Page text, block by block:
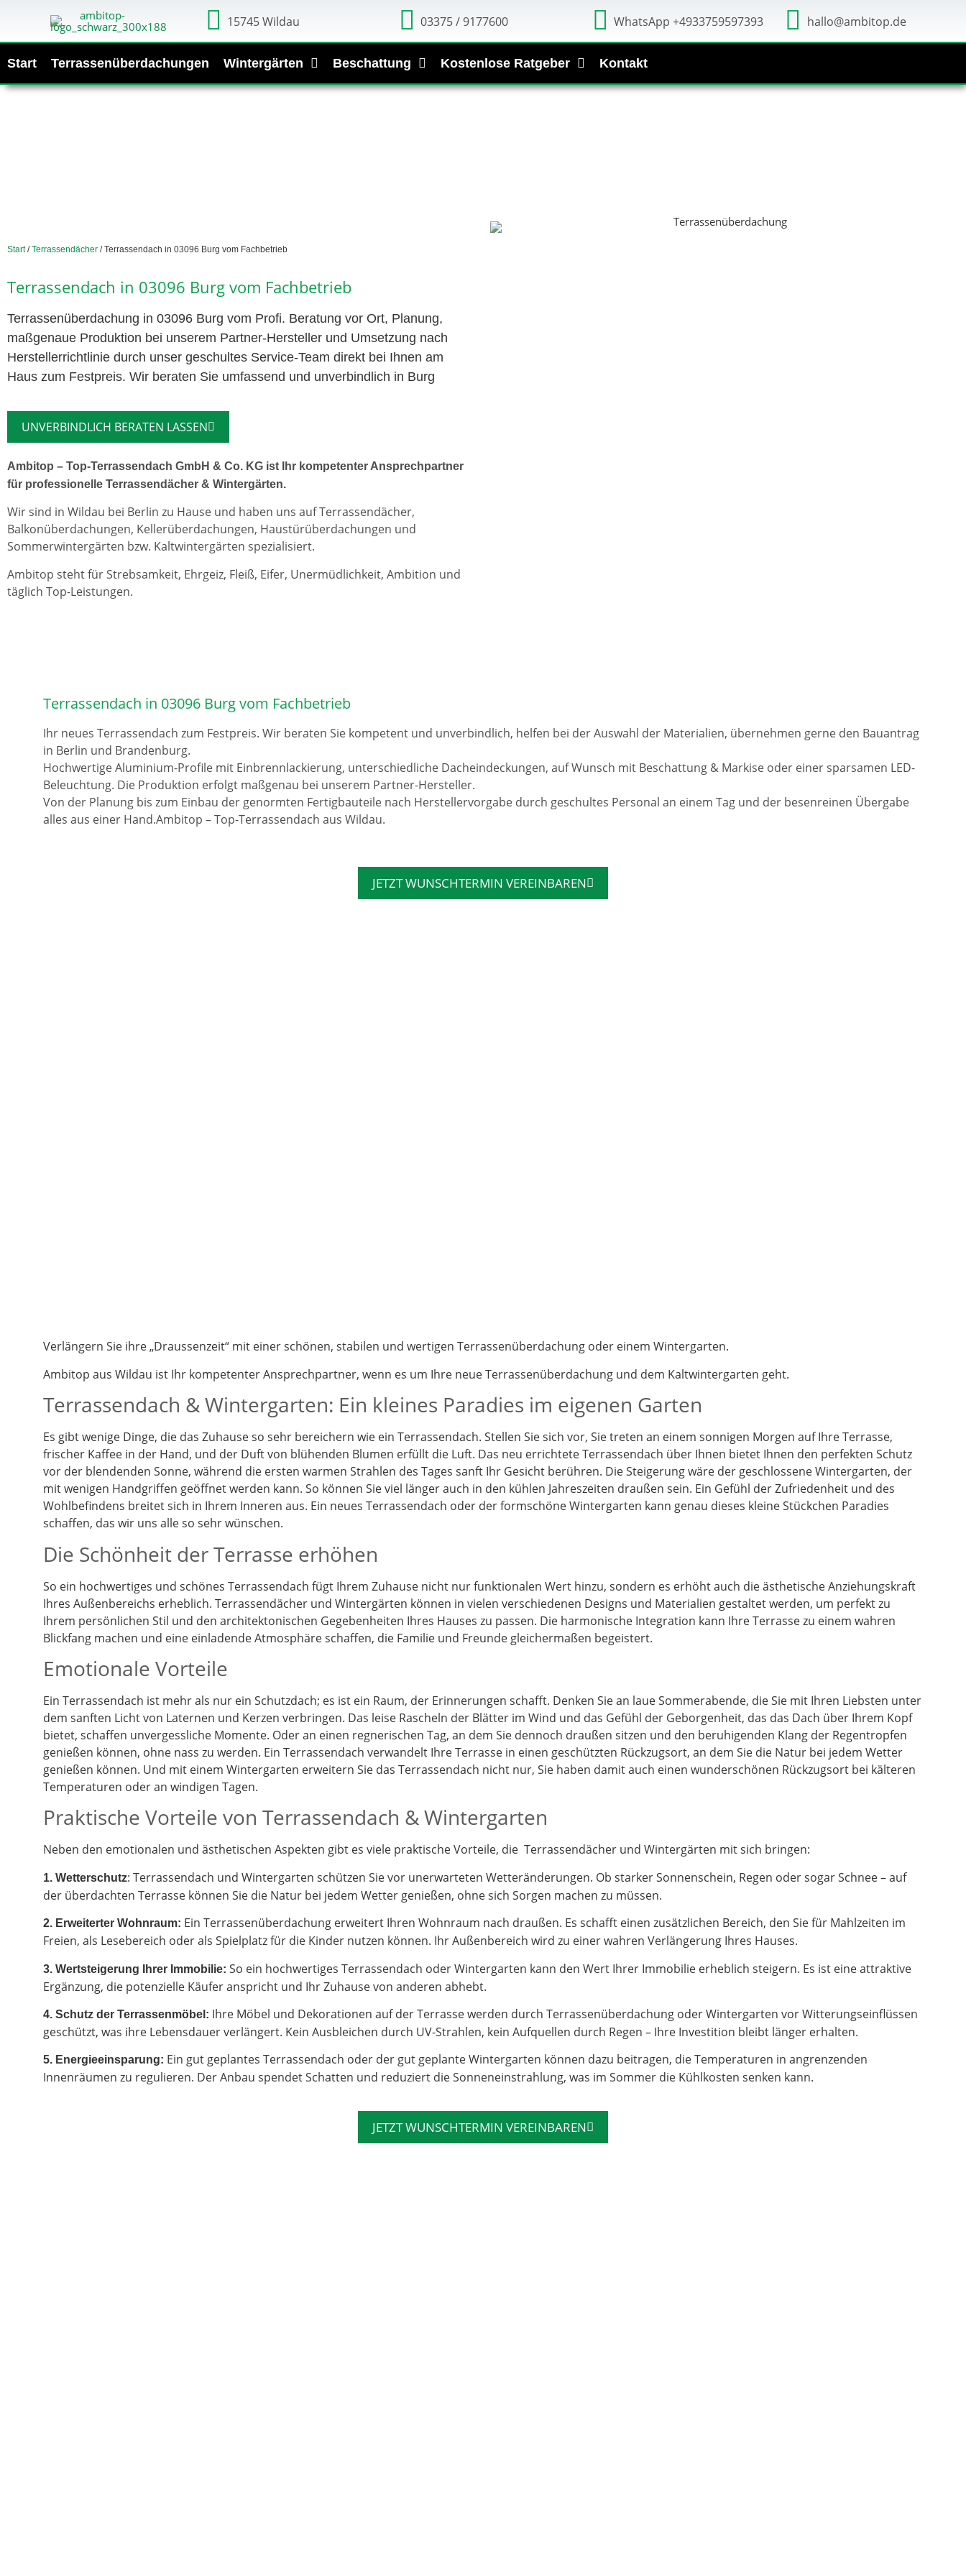
15745 Wildau 03375 / 9177600 WhatsApp +4933759597393 hallo@ambitop.de
Start Terrassenüberdachungen Wintergärten Beschattung Kostenlose Ratgeber Kontakt
Start/Terrassendächer / Terrassendach in 03096 Burg vom Fachbetrieb
Terrassendach in 03096 Burg vom Fachbetrieb
Terrassenüberdachung in 03096 Burg vom Profi. Beratung vor Ort, Planung,
maßgenaue Produktion bei unserem Partner-Hersteller und Umsetzung nach
Herstellerrichtlinie durch unser geschultes Service-Team direkt bei Ihnen am
Haus zum Festpreis. Wir beraten Sie umfassend und unverbindlich in Burg
UNVERBINDLICH BERATEN LASSEN
Ambitop – Top-Terrassendach GmbH & Co. KG ist Ihr kompetenter Ansprechpartner
für professionelle Terrassendächer & Wintergärten.
Wir sind in Wildau bei Berlin zu Hause und haben uns auf Terrassendächer,
Balkonüberdachungen, Kellerüberdachungen, Haustürüberdachungen und
Sommerwintergärten bzw. Kaltwintergärten spezialisiert.
Ambitop steht für Strebsamkeit, Ehrgeiz, Fleiß, Eifer, Unermüdlichkeit, Ambition und
täglich Top-Leistungen.
Terrassendach in 03096 Burg vom Fachbetrieb
Ihr neues Terrassendach zum Festpreis. Wir beraten Sie kompetent und unverbindlich, helfen bei der Auswahl der Materialien, übernehmen gerne den Bauantrag
in Berlin und Brandenburg.
Hochwertige Aluminium-Profile mit Einbrennlackierung, unterschiedliche Dacheindeckungen, auf Wunsch mit Beschattung & Markise oder einer sparsamen LED-
Beleuchtung. Die Produktion erfolgt maßgenau bei unserem Partner-Hersteller.
Von der Planung bis zum Einbau der genormten Fertigbauteile nach Herstellervorgabe durch geschultes Personal an einem Tag und der besenreinen Übergabe
alles aus einer Hand.Ambitop – Top-Terrassendach aus Wildau.
JETZT WUNSCHTERMIN VEREINBAREN
Verlängern Sie ihre „Draussenzeit“ mit einer schönen, stabilen und wertigen Terrassenüberdachung oder einem Wintergarten.
Ambitop aus Wildau ist Ihr kompetenter Ansprechpartner, wenn es um Ihre neue Terrassenüberdachung und dem Kaltwintergarten geht.
Terrassendach & Wintergarten: Ein kleines Paradies im eigenen Garten
Es gibt wenige Dinge, die das Zuhause so sehr bereichern wie ein Terrassendach. Stellen Sie sich vor, Sie treten an einem sonnigen Morgen auf Ihre Terrasse,
frischer Kaffee in der Hand, und der Duft von blühenden Blumen erfüllt die Luft. Das neu errichtete Terrassendach über Ihnen bietet Ihnen den perfekten Schutz
vor der blendenden Sonne, während die ersten warmen Strahlen des Tages sanft Ihr Gesicht berühren. Die Steigerung wäre der geschlossene Wintergarten, der
mit wenigen Handgriffen geöffnet werden kann. So können Sie viel länger auch in den kühlen Jahreszeiten draußen sein. Ein Gefühl der Zufriedenheit und des
Wohlbefindens breitet sich in Ihrem Inneren aus. Ein neues Terrassendach oder der formschöne Wintergarten kann genau dieses kleine Stückchen Paradies
schaffen, das wir uns alle so sehr wünschen.
Die Schönheit der Terrasse erhöhen
So ein hochwertiges und schönes Terrassendach fügt Ihrem Zuhause nicht nur funktionalen Wert hinzu, sondern es erhöht auch die ästhetische Anziehungskraft
Ihres Außenbereichs erheblich. Terrassendächer und Wintergärten können in vielen verschiedenen Designs und Materialien gestaltet werden, um perfekt zu
Ihrem persönlichen Stil und den architektonischen Gegebenheiten Ihres Hauses zu passen. Die harmonische Integration kann Ihre Terrasse zu einem wahren
Blickfang machen und eine einladende Atmosphäre schaffen, die Familie und Freunde gleichermaßen begeistert.
Emotionale Vorteile
Ein Terrassendach ist mehr als nur ein Schutzdach; es ist ein Raum, der Erinnerungen schafft. Denken Sie an laue Sommerabende, die Sie mit Ihren Liebsten unter
dem sanften Licht von Laternen und Kerzen verbringen. Das leise Rascheln der Blätter im Wind und das Gefühl der Geborgenheit, das das Dach über Ihrem Kopf
bietet, schaffen unvergessliche Momente. Oder an einen regnerischen Tag, an dem Sie dennoch draußen sitzen und den beruhigenden Klang der Regentropfen
genießen können, ohne nass zu werden. Ein Terrassendach verwandelt Ihre Terrasse in einen geschützten Rückzugsort, an dem Sie die Natur bei jedem Wetter
genießen können. Und mit einem Wintergarten erweitern Sie das Terrassendach nicht nur, Sie haben damit auch einen wunderschönen Rückzugsort bei kälteren
Temperaturen oder an windigen Tagen.
Praktische Vorteile von Terrassendach & Wintergarten
Neben den emotionalen und ästhetischen Aspekten gibt es viele praktische Vorteile, die Terrassendächer und Wintergärten mit sich bringen:
1. Wetterschutz: Terrassendach und Wintergarten schützen Sie vor unerwarteten Wetteränderungen. Ob starker Sonnenschein, Regen oder sogar Schnee – auf
der überdachten Terrasse können Sie die Natur bei jedem Wetter genießen, ohne sich Sorgen machen zu müssen.
2. Erweiterter Wohnraum: Ein Terrassenüberdachung erweitert Ihren Wohnraum nach draußen. Es schafft einen zusätzlichen Bereich, den Sie für Mahlzeiten im
Freien, als Lesebereich oder als Spielplatz für die Kinder nutzen können. Ihr Außenbereich wird zu einer wahren Verlängerung Ihres Hauses.
3. Wertsteigerung Ihrer Immobilie: So ein hochwertiges Terrassendach oder Wintergarten kann den Wert Ihrer Immobilie erheblich steigern. Es ist eine attraktive
Ergänzung, die potenzielle Käufer anspricht und Ihr Zuhause von anderen abhebt.
4. Schutz der Terrassenmöbel: Ihre Möbel und Dekorationen auf der Terrasse werden durch Terrassenüberdachung oder Wintergarten vor Witterungseinflüssen
geschützt, was ihre Lebensdauer verlängert. Kein Ausbleichen durch UV-Strahlen, kein Aufquellen durch Regen – Ihre Investition bleibt länger erhalten.
5. Energieeinsparung: Ein gut geplantes Terrassendach oder der gut geplante Wintergarten können dazu beitragen, die Temperaturen in angrenzenden
Innenräumen zu regulieren. Der Anbau spendet Schatten und reduziert die Sonneneinstrahlung, was im Sommer die Kühlkosten senken kann.
JETZT WUNSCHTERMIN VEREINBAREN